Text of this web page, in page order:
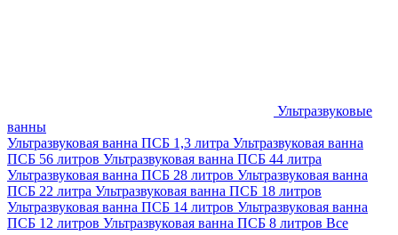
Ультразвуковые
ванны
Ультразвуковая ванна ПСБ 1,3 литра Ультразвуковая ванна
ПСБ 56 литров Ультразвуковая ванна ПСБ 44 литра
Ультразвуковая ванна ПСБ 28 литров Ультразвуковая ванна
ПСБ 22 литра Ультразвуковая ванна ПСБ 18 литров
Ультразвуковая ванна ПСБ 14 литров Ультразвуковая ванна
ПСБ 12 литров Ультразвуковая ванна ПСБ 8 литров Все